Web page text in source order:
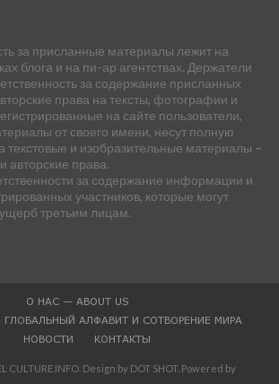
за присланные материалы лежит на
блога и на пи-ар агентствах. Держатели
за содержание присланных
права на тексты, фотографии и
на сайте пользователи,
от своего имени, несут полную
текстовые и изобразительные материалы –
авторские права.
за содержание информации и
участников, которые могут
третьим лицам.
О НАС — ABOUT US
ГЛОБАЛЬНЫЙ АЛФАВИТ И СОТВОРЕНИЕ МИРА
НОВОСТИ
КОНТАКТЫ
CULTURE.INFO. Design by DOT SHOT. Powered by